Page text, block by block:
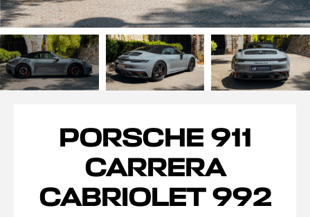
PORSCHE 911
CARRERA
CABRIOLET 992